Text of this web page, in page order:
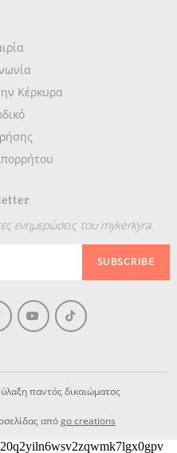
Κέρκυρα
ενημερώσεις του mykerkyra.
παντός δικαιώματος
απόgo creations